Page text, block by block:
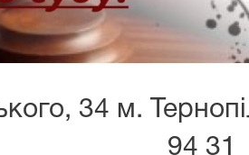
34 м.
94 31